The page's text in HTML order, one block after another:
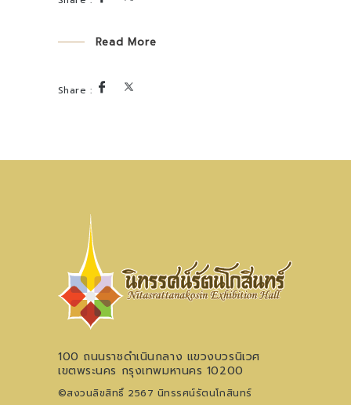
Read More
100 ถนนราชดำเนินกลาง แขวงบวรนิเวศ
เขตพระนคร กรุงเทพมหานคร 10200
©สงวนลิขสิทธิ์ 2567 นิทรรศน์รัตนโกสินทร์